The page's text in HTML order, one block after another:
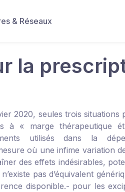
& Réseaux
la
2020, seules trois situations
à « marge thérapeutique
utilisés dans la
où une infime variation
des effets indésirables,
pas d’équivalent
disponible.- pour les